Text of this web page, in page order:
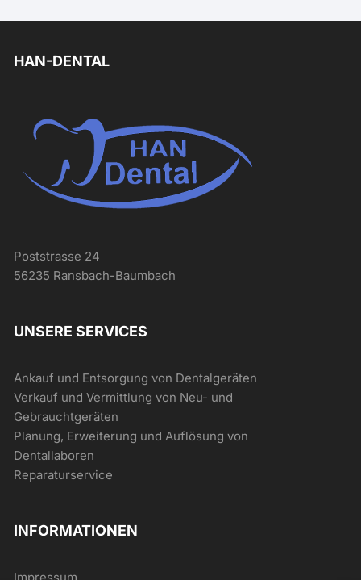
HAN-DENTAL
Poststrasse 24
56235 Ransbach-Baumbach
UNSERE SERVICES
Ankauf und Entsorgung von Dentalgeräten
Verkauf und Vermittlung von Neu- und
Gebrauchtgeräten
Planung, Erweiterung und Auflösung von
Dentallaboren
Reparaturservice
INFORMATIONEN